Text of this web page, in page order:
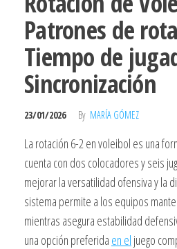
Patrones de
Tiempo de
Sincronización
23/01/2026 By MARÍA GÓMEZ
La rotación 6-2 en voleibol es una
cuenta con dos colocadores y seis
mejorar la versatilidad ofensiva y la
sistema permite a los equipos
mientras asegura estabilidad
una opción preferida en el juego